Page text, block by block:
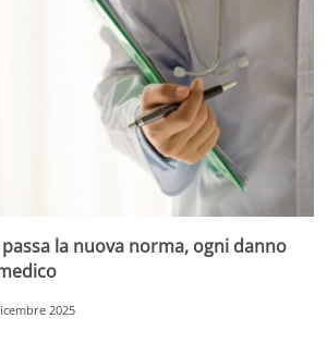
la nuova norma, ogni danno
2025